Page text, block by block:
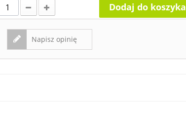
Dodaj do koszyka
Napisz opinię